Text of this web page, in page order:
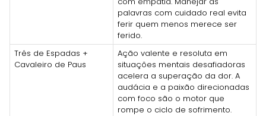
palavras com cuidado real evita
ferir quem menos merece ser
ferido.
Três de Espadas +
Cavaleiro de Paus
Ação valente e resoluta em
situações mentais desafiadoras
acelera a superação da dor. A
audácia e a paixão direcionadas
com foco são o motor que
rompe o ciclo de sofrimento.